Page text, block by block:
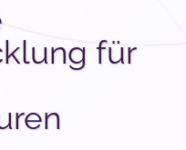
für